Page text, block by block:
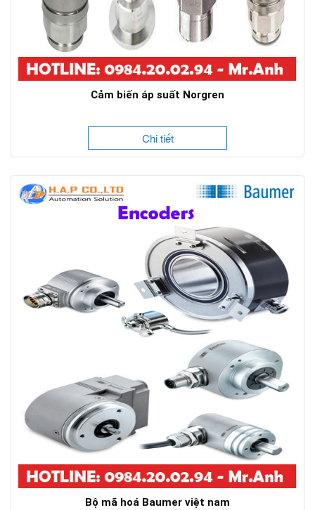
Cảm biến áp suất Norgren
Chi tiết
Bộ mã hoá Baumer việt nam